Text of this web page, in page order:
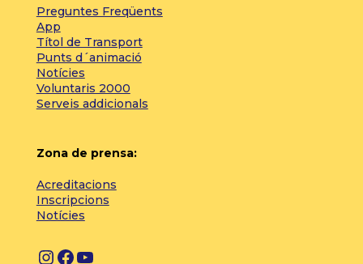
Preguntes Freqüents
App
Títol de Transport
Punts d´animació
Notícies
Voluntaris 2000
Serveis addicionals
Zona de prensa:
Acreditacions
Inscripcions
Notícies